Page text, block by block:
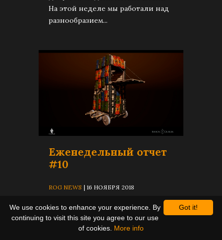
На этой неделе мы работали над
разнообразием...
Еженедельный отчет
#10
ROG NEWS | 16 НОЯБРЯ 2018
Первый юбилейный выпуск
еженедельных отчетов на связи!
Got it!
We use cookies to enhance your experience. By
continuing to visit this site you agree to our use
of cookies. More info